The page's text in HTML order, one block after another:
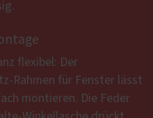
flexibel: Der
Rahmen für Fenster lässt
montieren. Die Feder